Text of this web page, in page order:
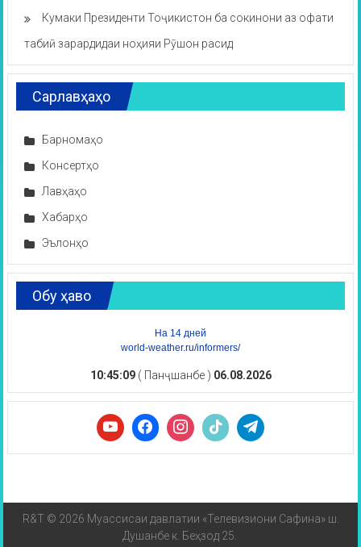
Кумаки Президенти Тоҷикистон ба сокинони аз офати
табиӣ зарардидаи ноҳияи Рӯшон расид
Сарлавҳаҳо
Барномаҳо
Консертҳо
Лавҳаҳо
Хабарҳо
Эълонҳо
Обу ҳаво
На 14 дней
world-weather.ru/informers/
10:45:10( Панҷшанбе ) 06.08.2026
R&T © 2026 Муассисаи давлатии «Телевизиони Сафина» ш.
Душанбе к. Беҳзод 25.